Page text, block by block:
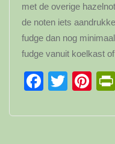
met de overige
de noten iets
fudge dan nog
fudge vanuit koelkast